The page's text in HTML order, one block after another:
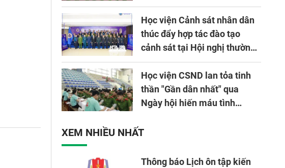
khóa 1 năm 2026
Học viện Cảnh sát nhân dân
thúc đẩy hợp tác đào tạo
cảnh sát tại Hội nghị thường
niên lần thứ 10 của Hiệp hội
APTA
Học viện CSND lan tỏa tinh
thần "Gần dân nhất" qua
Ngày hội hiến máu tình
XEM NHIỀU NHẤT
Thông báo Lịch ôn tập kiến